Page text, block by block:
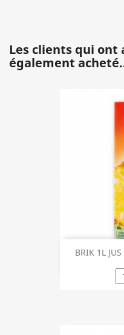
Les clients qui
également
BRIK 1L